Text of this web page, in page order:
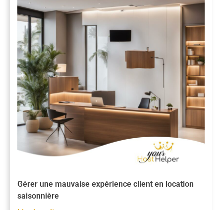
Gérer une mauvaise expérience client en location
saisonnière